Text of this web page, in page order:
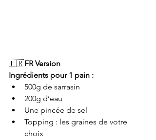
🇫🇷FR Version
Ingrédients pour 1 pain :
500g de sarrasin
200g d’eau
Une pincée de sel
Topping : les graines de votre
choix